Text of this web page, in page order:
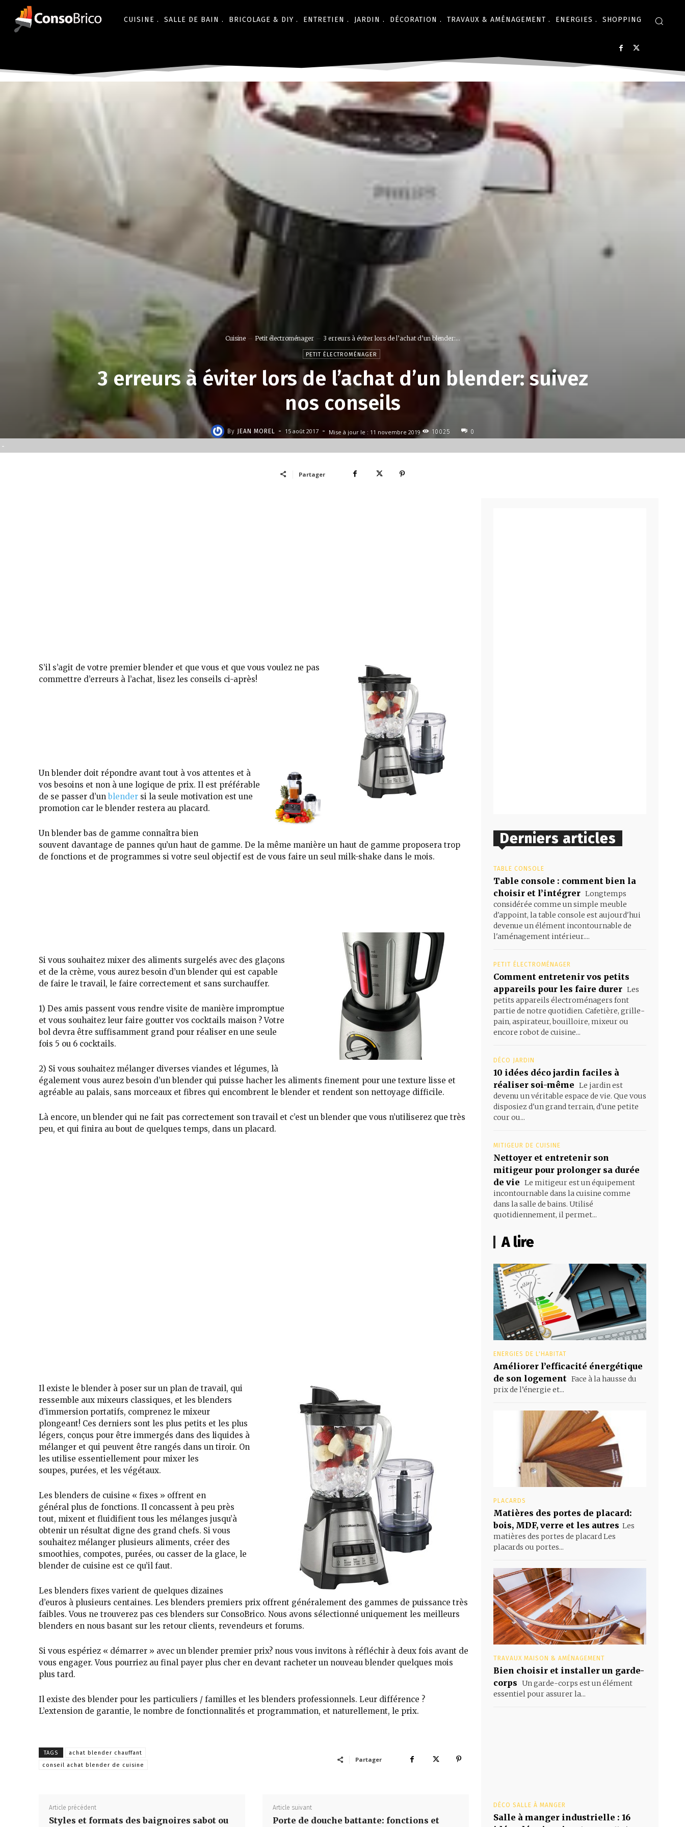
CUISINE . SALLE DE BAIN . BRICOLAGE & DIY . ENTRETIEN . JARDIN . DÉCORATION . TRAVAUX & AMÉNAGEMENT . ENERGIES . SHOPPING
-
Cuisine Petit électroménager 3 erreurs à éviter lors de l’achat d’un blender:...
PETIT ÉLECTROMÉNAGER
3 erreurs à éviter lors de l’achat d’un blender: suivez
nos conseils
By JEAN MOREL - 15 août 2017 - Mise à jour le : 11 novembre 2019 10025 0
Partager
S’il s’agit de votre premier blender et que vous et que vous voulez ne pas
commettre d’erreurs à l’achat, lisez les conseils ci-après!
Un blender doit répondre avant tout à vos attentes et à
vos besoins et non à une logique de prix. Il est préférable
de se passer d’unblender si la seule motivation est une
promotion car le blender restera au placard.
Un blender bas de gamme connaîtra bien
souvent davantage de pannes qu’un haut de gamme. De la même manière un haut de gamme proposera trop
de fonctions et de programmes si votre seul objectif est de vous faire un seul milk-shake dans le mois.
Si vous souhaitez mixer des aliments surgelés avec des glaçons
et de la crème, vous aurez besoin d’un blender qui est capable
de faire le travail, le faire correctement et sans surchauffer.
1) Des amis passent vous rendre visite de manière impromptue
et vous souhaitez leur faire goutter vos cocktails maison ? Votre
bol devra être suffisamment grand pour réaliser en une seule
fois 5 ou 6 cocktails.
2) Si vous souhaitez mélanger diverses viandes et légumes, là
également vous aurez besoin d’un blender qui puisse hacher les aliments finement pour une texture lisse et
agréable au palais, sans morceaux et fibres qui encombrent le blender et rendent son nettoyage difficile.
Là encore, un blender qui ne fait pas correctement son travail et c’est un blender que vous n’utiliserez que très
peu, et qui finira au bout de quelques temps, dans un placard.
Il existe leblender à poser sur un plan de travail, qui
ressemble aux mixeurs classiques, et les blenders
d’immersion portatifs, comprenez le mixeur
plongeant! Ces derniers sont les plus petits et les plus
légers, conçus pour être immergés dans des liquides à
mélanger et qui peuvent être rangés dans un tiroir. On
les utilise essentiellement pour mixer les
soupes, purées, et les végétaux.
Les blenders de cuisine « fixes » offrent en
général plus de fonctions. Il concassent à peu près
tout, mixent et fluidifient tous les mélanges jusqu’à
obtenir un résultat digne des grand chefs. Si vous
souhaitez mélanger plusieurs aliments, créer des
smoothies, compotes, purées, ou casser de la glace, le
blender de cuisine est ce qu’il faut.
Les blenders fixes varient de quelques dizaines
d’euros à plusieurs centaines. Les blenders premiers prix offrent généralement des gammes de puissance très
faibles. Vous ne trouverez pas ces blenders sur ConsoBrico. Nous avons sélectionné uniquement les meilleurs
blenders en nousbasant sur les retour clients, revendeurs et forums.
Si vous espériez « démarrer » avec unblender premier prix? nous vous invitons à réfléchir à deux fois avant de
vous engager. Vous pourriez au final payer plus cher en devant racheter un nouveaublender quelques mois
plus tard.
Il existe desblender pour les particuliers / familles et les blenders professionnels. Leur différence ?
L’extension de garantie, le nombre de fonctionnalités et programmation, et naturellement, le prix.
TAGS
achat blender chauffant
conseil achat blender de cuisine
Partager
Article précédent
Styles et formats des baignoires sabot ou
Article suivant
Porte de douche battante: fonctions et
Derniers articles
TABLE CONSOLE
Table console : comment bien la
choisir et l’intégrer Longtemps
considérée comme un simple meuble
d'appoint, la table console est aujourd'hui
devenue un élément incontournable de
l'aménagement intérieur....
PETIT ÉLECTROMÉNAGER
Comment entretenir vos petits
appareils pour les faire durer Les
petits appareils électroménagers font
partie de notre quotidien. Cafetière, grille-
pain, aspirateur, bouilloire, mixeur ou
encore robot de cuisine...
DÉCO JARDIN
10 idées déco jardin faciles à
réaliser soi-même Le jardin est
devenu un véritable espace de vie. Que vous
disposiez d'un grand terrain, d'une petite
cour ou...
MITIGEUR DE CUISINE
Nettoyer et entretenir son
mitigeur pour prolonger sa durée
de vie Le mitigeur est un équipement
incontournable dans la cuisine comme
dans la salle de bains. Utilisé
quotidiennement, il permet...
A lire
ENERGIES DE L'HABITAT
Améliorer l’efficacité énergétique
de son logement Face à la hausse du
prix de l’énergie et...
PLACARDS
Matières des portes de placard:
bois, MDF, verre et les autres Les
matières des portes de placard Les
placards ou portes...
TRAVAUX MAISON & AMÉNAGEMENT
Bien choisir et installer un garde-
corps Un garde-corps est un élément
essentiel pour assurer la...
DÉCO SALLE À MANGER
Salle à manger industrielle : 16